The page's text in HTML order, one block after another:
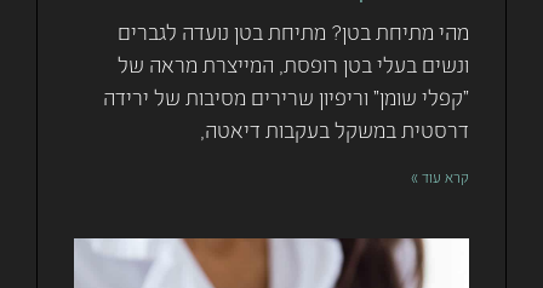
מהי מתיחת בטן? מתיחת בטן נועדה לגברים
ונשים בעלי בטן רופסת, המייצרת מראה של
"קפלי שומן" וריפיון שרירים מסיבות של ירידה
דרסטית במשקל בעקבות דיאטה,
קרא עוד »